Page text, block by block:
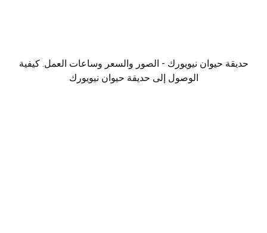
حديقة حيوان نيويورك - الصور والسعر وساعات العمل. كيفية
الوصول إلى حديقة حيوان نيويورك